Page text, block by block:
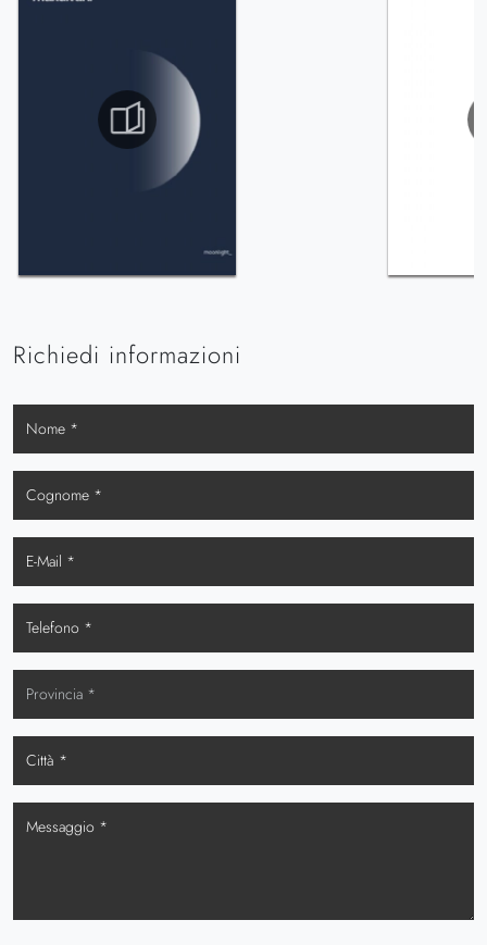
Richiedi informazioni